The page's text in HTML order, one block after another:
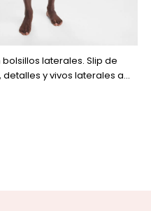
laterales. Slip de
detalles y vivos laterales a...